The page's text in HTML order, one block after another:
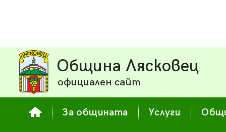
Община Лясковец
официален сайт
За общината Услуги